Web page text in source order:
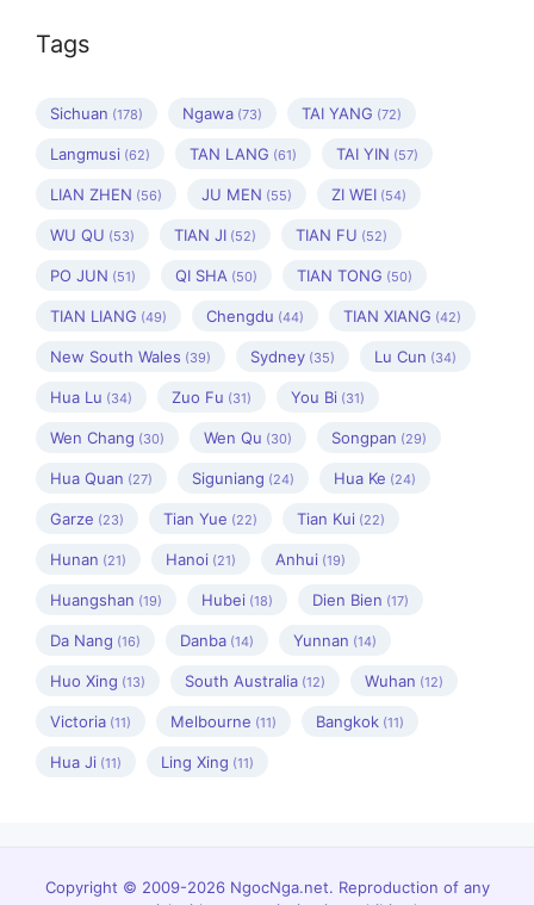
Tags
Sichuan (178) Ngawa (73) TAI YANG (72)
Langmusi (62) TAN LANG (61) TAI YIN (57)
LIAN ZHEN (56) JU MEN (55) ZI WEI (54)
WU QU (53) TIAN JI (52) TIAN FU (52)
PO JUN (51) QI SHA (50) TIAN TONG (50)
TIAN LIANG (49) Chengdu (44) TIAN XIANG (42)
New South Wales (39) Sydney (35) Lu Cun (34)
Hua Lu (34) Zuo Fu (31) You Bi (31)
Wen Chang (30) Wen Qu (30) Songpan (29)
Hua Quan (27) Siguniang (24) Hua Ke (24)
Garze (23) Tian Yue (22) Tian Kui (22)
Hunan (21) Hanoi (21) Anhui (19)
Huangshan (19) Hubei (18) Dien Bien (17)
Da Nang (16) Danba (14) Yunnan (14)
Huo Xing (13) South Australia (12) Wuhan (12)
Victoria (11) Melbourne (11) Bangkok (11)
Hua Ji (11) Ling Xing (11)
Copyright © 2009-2026 NgocNga.net. Reproduction of any